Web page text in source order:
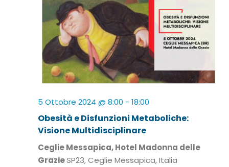
5 Ottobre 2024 @ 8:00 - 18:00
Obesità e Disfunzioni Metaboliche:
Visione Multidisciplinare
Ceglie Messapica, Hotel Madonna delle
GrazieSP23, Ceglie Messapica, Italia